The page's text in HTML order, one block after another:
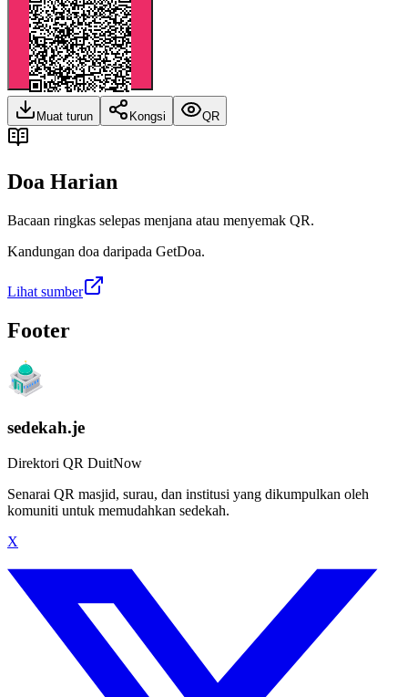
Muat turun Kongsi QR
Doa Harian
Bacaan ringkas selepas menjana atau menyemak QR.
Kandungan doa daripada GetDoa.
Lihat sumber
Footer
sedekah.je
Direktori QR DuitNow
Senarai QR masjid, surau, dan institusi yang dikumpulkan oleh
komuniti untuk memudahkan sedekah.
X